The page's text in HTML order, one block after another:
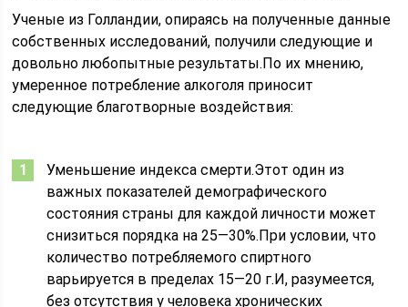
Ученые из Голландии, опираясь на полученные данные
собственных исследований, получили следующие и
довольно любопытные результаты.По их мнению,
умеренное потребление алкоголя приносит
следующие благотворные воздействия:
Уменьшение индекса смерти.Этот один из
важных показателей демографического
состояния страны для каждой личности может
снизиться порядка на 25—30%.При условии, что
количество потребляемого спиртного
варьируется в пределах 15—20 г.И, разумеется,
без отсутствия у человека хронических